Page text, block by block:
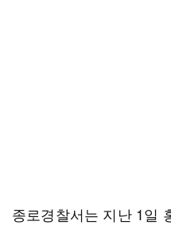
종로경찰서는 지난 1일